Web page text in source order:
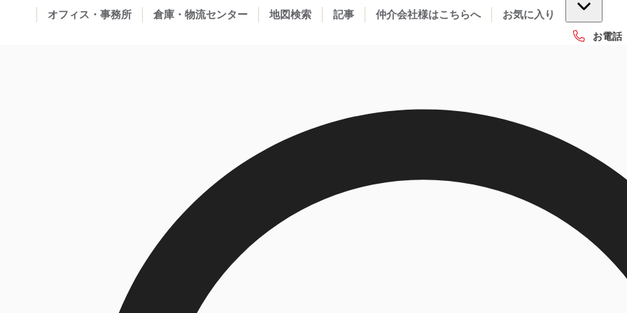
オフィス・事務所 倉庫・物流センター 地図検索 記事 仲介会社様はこちらへ お気に入り
お電話